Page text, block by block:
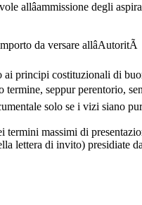
allâammissione degli
da versare
ai principi costituzionali di
termine, seppur perentorio,
solo se i vizi siano
massimi di
lettera di invito) presidiate